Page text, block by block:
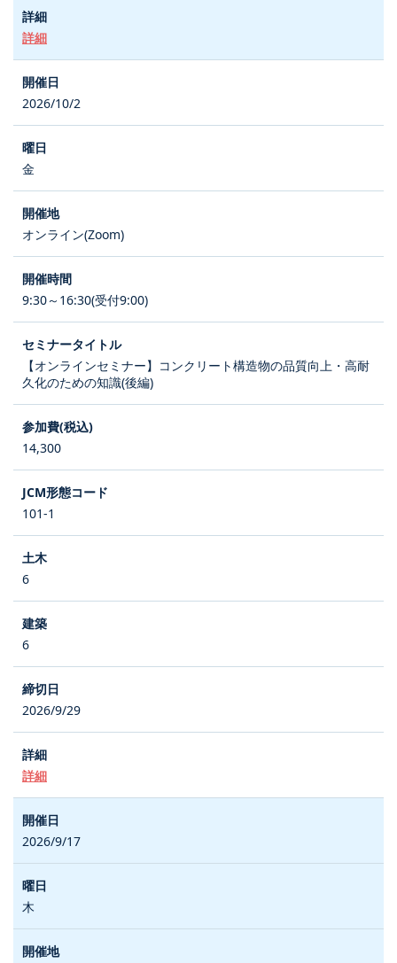
詳細
2026/10/2
金
オンライン(Zoom)
9:30～16:30(受付9:00)
【オンラインセミナー】コンクリート構造物の品質向上・高耐
久化のための知識(後編)
14,300
101-1
6
6
2026/9/29
詳細
2026/9/17
木